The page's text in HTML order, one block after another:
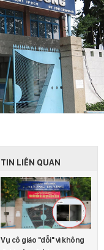
TIN LIÊN QUAN
Vụ cô giáo "dỗi" vì không